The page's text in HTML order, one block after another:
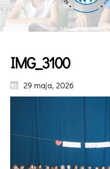
IMG_3100
29 maja, 2026